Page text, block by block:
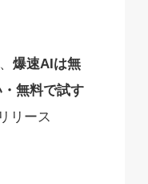
爆速AIは無
無料で試す
リース